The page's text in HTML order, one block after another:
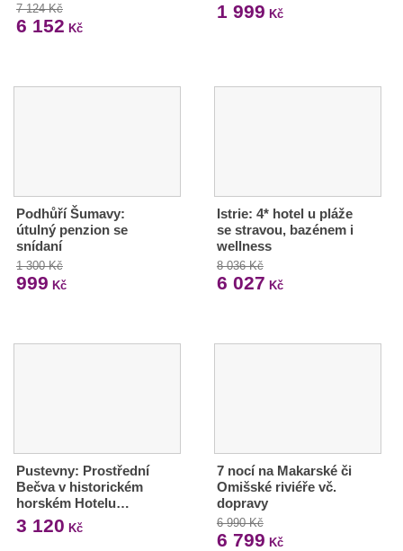
7 124 Kč
6 152 Kč
1 999 Kč
Podhůří Šumavy:
útulný penzion se
snídaní
1 300 Kč
999 Kč
Istrie: 4* hotel u pláže
se stravou, bazénem i
wellness
8 036 Kč
6 027 Kč
Pustevny: Prostřední
Bečva v historickém
horském Hotelu…
3 120 Kč
7 nocí na Makarské či
Omišské riviéře vč.
dopravy
6 990 Kč
6 799 Kč